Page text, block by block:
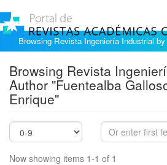
Browsing Revista Ingeniería Industrial
Browsing Revista
Author "Fuentealba
Enrique"
Now showing items 1-1 of 1